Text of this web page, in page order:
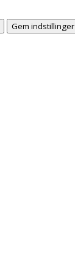
Gem indstillinger